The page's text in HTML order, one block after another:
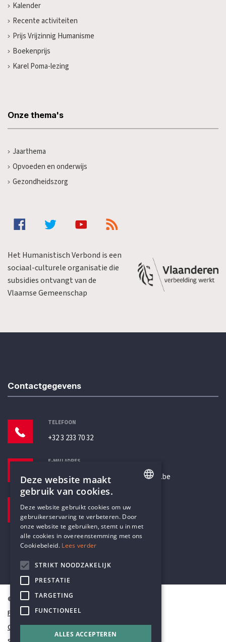
Kalender
Recente activiteiten
Prijs Vrijzinnig Humanisme
Boekenprijs
Karel Poma-lezing
Onze thema's
Jaarthema
Opvoeden en onderwijs
Gezondheidszorg
Het Humanistisch Verbond is een
sociaal-culturele organisatie die
subsidies ontvangt van de
Vlaamse Gemeenschap
Contactgegevens
TELEFOON
+32 3 233 70 32
E-MAILADRES
secretariaat@humanistischverbond.be
Pottenbrug 4
Antwerpen, 2000
© Humanistisch Verbond 2026
Privacy
Cookiestatement
DUTCH
Deze website maakt
gebruik van cookies.
Deze website gebruikt cookies om uw
gebruikerservaring te verbeteren. Door
onze website te gebruiken, stemt u in met
alle cookies in overeenstemming met ons
Cookiebeleid. Lees verder
STRIKT NOODZAKELIJK
PRESTATIE
TARGETING
FUNCTIONEEL
ALLES ACCEPTEREN